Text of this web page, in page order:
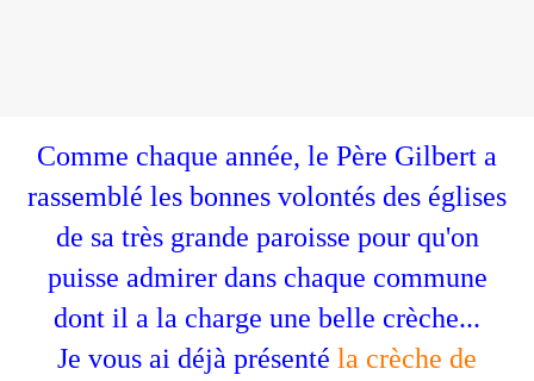
Comme chaque année, le Père Gilbert a
rassemblé les bonnes volontés des églises
de sa très grande paroisse pour qu'on
puisse admirer dans chaque commune
dont il a la charge une belle crèche...
Je vous ai déjà présenté la crèche de